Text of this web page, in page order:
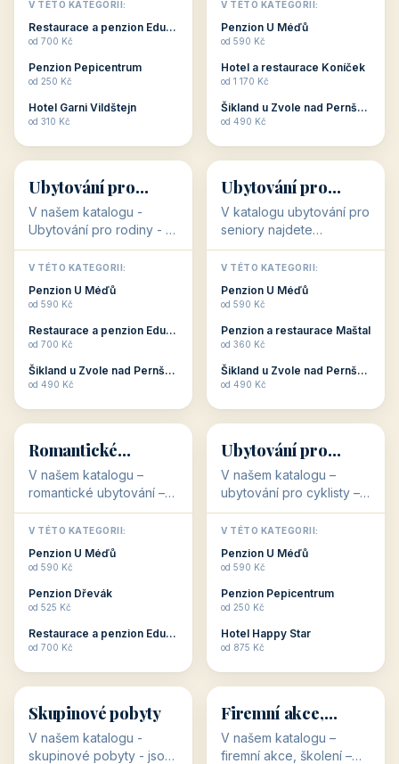
dovolenou přímo
souvisejí. Aktivní
odpočinek jso...
V TÉTO KATEGORII:
Restaurace a penzion Eduard
od 700 Kč
Penzion Pepicentrum
od 250 Kč
Hotel Garni Vildštejn
od 310 Kč
cenově dostupné
ubytování v ČR. Budete
c...
V TÉTO KATEGORII:
Penzion U Méďů
od 590 Kč
Hotel a restaurace Koníček
od 1 170 Kč
Šikland u Zvole nad Pernštejnem
od 490 Kč
👨‍👩‍👧‍👦
👨‍👩‍👧‍👦
34 objektů
Ubytování pro
rodiny
V našem katalogu -
Ubytování pro rodiny -
jsou pro Vás připraveny
objekty, které svojí
polohou či vybaveností,
nabízí klidné ubytování
V TÉTO KATEGORII:
Penzion U Méďů
od 590 Kč
Restaurace a penzion Eduard
od 700 Kč
Šikland u Zvole nad Pernštejnem
od 490 Kč
🧓
🧓
33 objektů
Ubytování pro
seniory
V katalogu ubytování pro
seniory najdete
penziony a hotely, které
jsou přizpůsobeny pro
ubytování klientů vyššího
věku. Některé z nich
V TÉTO KATEGORII:
Penzion U Méďů
od 590 Kč
Penzion a restaurace Maštal
od 360 Kč
Šikland u Zvole nad Pernštejnem
od 490 Kč
💕
💕
Romantické
ubytování
V našem katalogu –
romantické ubytování –
jsou pro Vás připraveny
objekty, které svojí
stavbou, polohou anebo
zaměřením nabízí
Romantické ...
V TÉTO KATEGORII:
Penzion U Méďů
od 590 Kč
Penzion Dřevák
od 525 Kč
Restaurace a penzion Eduard
od 700 Kč
🚴
🚴
32 objektů
Ubytování pro
cyklisty
V našem katalogu –
ubytování pro cyklisty –
jsou pro Vás připraveny
objekty, které jsou na
milovníky cykloturistiky
připraveny. Většinou mají
V TÉTO KATEGORII:
Penzion U Méďů
od 590 Kč
Penzion Pepicentrum
od 250 Kč
Hotel Happy Star
od 875 Kč
👥
👥
32 objektů
Skupinové pobyty
V našem katalogu -
skupinové pobyty - jsou
💼
💼
31 objektů
Firemní akce,
školení
V našem katalogu –
firemní akce, školení –